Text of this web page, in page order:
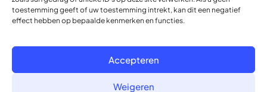
toestemming geeft of uw toestemming intrekt, kan dit een negatief
effect hebben op bepaalde kenmerken en functies.
Accepteren
Weigeren
Ons team
Contact